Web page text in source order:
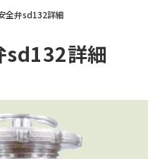
全弁sd132詳細
sd132詳細